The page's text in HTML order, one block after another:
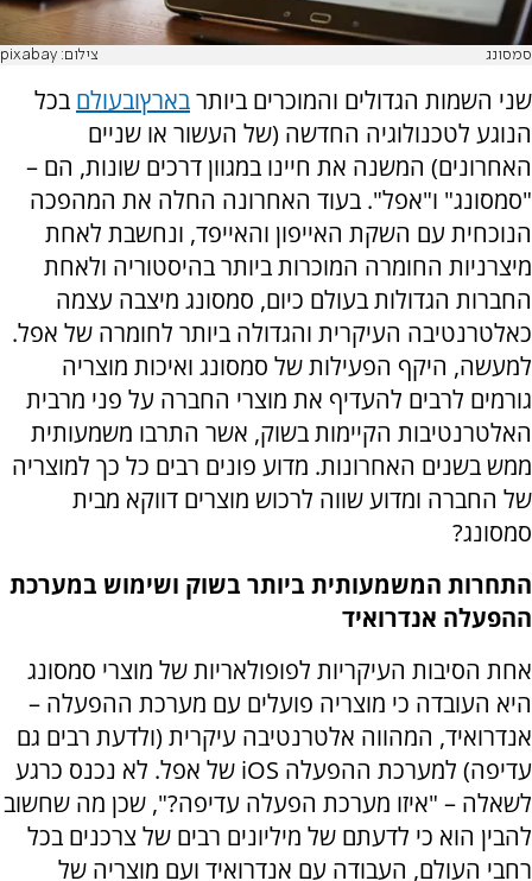
סמסונג צילום: pixabay
שני השמות הגדולים והמוכרים ביותרבארץובעולם בכל
הנוגע לטכנולוגיה החדשה (של העשור או שניים
האחרונים) המשנה את חיינו במגוון דרכים שונות, הם –
"סמסונג" ו"אפל". בעוד האחרונה החלה את המהפכה
הנוכחית עם השקת האייפון והאייפד, ונחשבת לאחת
מיצרניות החומרה המוכרות ביותר בהיסטוריה ולאחת
החברות הגדולות בעולם כיום, סמסונג מיצבה עצמה
כאלטרנטיבה העיקרית והגדולה ביותר לחומרה של אפל.
למעשה, היקף הפעילות של סמסונג ואיכות מוצריה
גורמים לרבים להעדיף את מוצרי החברה על פני מרבית
האלטרנטיבות הקיימות בשוק, אשר התרבו משמעותית
ממש בשנים האחרונות. מדוע פונים רבים כל כך למוצריה
של החברה ומדוע שווה לרכוש מוצרים דווקא מבית
סמסונג?
התחרות המשמעותית ביותר בשוק ושימוש במערכת
ההפעלה אנדרואיד
אחת הסיבות העיקריות לפופולאריות של מוצרי סמסונג
היא העובדה כי מוצריה פועלים עם מערכת ההפעלה –
אנדרואיד, המהווה אלטרנטיבה עיקרית (ולדעת רבים גם
עדיפה) למערכת ההפעלה iOS של אפל. לא נכנס כרגע
לשאלה – "איזו מערכת הפעלה עדיפה?", שכן מה שחשוב
להבין הוא כי לדעתם של מיליונים רבים של צרכנים בכל
רחבי העולם, העבודה עם אנדרואיד ועם מוצריה של